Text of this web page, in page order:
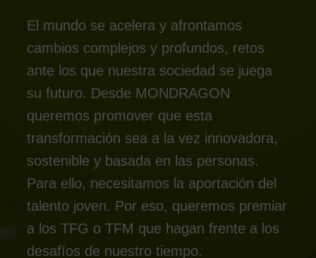
El mundo se acelera y afrontamos
cambios complejos y profundos, retos
ante los que nuestra sociedad se juega
su futuro. Desde MONDRAGON
queremos promover que esta
transformación sea a la vez innovadora,
sostenible y basada en las personas.
Para ello, necesitamos la aportación del
talento joven. Por eso, queremos premiar
a los TFG o TFM que hagan frente a los
desafíos de nuestro tiempo.